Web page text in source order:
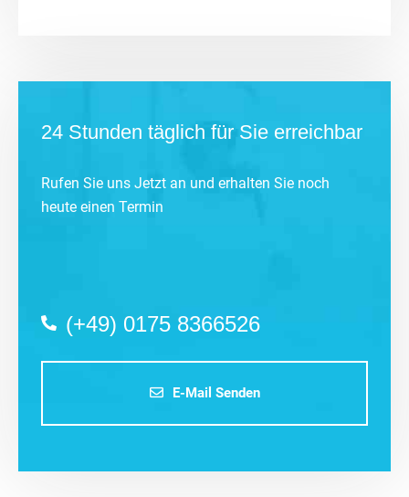
24 Stunden täglich für Sie erreichbar
Rufen Sie uns Jetzt an und erhalten Sie noch
heute einen Termin
(+49) 0175 8366526
E-Mail Senden